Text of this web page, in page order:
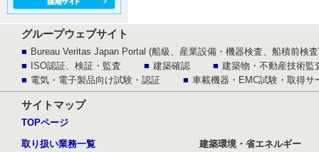
グループウェブサイト
Bureau Veritas Japan Portal (船級、産業設備・機器検査、船積前検
ISO認証、検証・監査
建築確認
建築物・不動産技術監
電気・電子製品向け試験・認証
車載機器・EMC試験・取得サ
サイトマップ
TOPページ
取り扱い業務一覧
建築環境・省エネルギー